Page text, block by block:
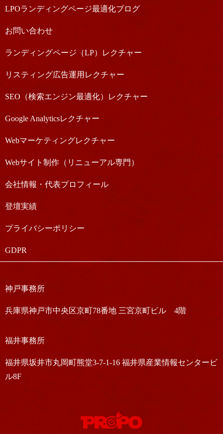
LPOランディングページ最適化ブログ
お問い合わせ
ランディングページ（LP）レクチャー
リスティング広告運用レクチャー
SEO（検索エンジン最適化）レクチャー
Google Analyticsレクチャー
Webマーケティングレクチャー
Webサイト制作（リニューアル専門）
会社情報・代表プロフィール
登壇実績
プライバシーポリシー
GDPR
神戸事務所
兵庫県神戸市中央区京町78番地 三宮京町ビル 4階
福井事務所
福井県坂井市丸岡町熊堂3-7-1-16 福井県産業情報センタービ
ル8F